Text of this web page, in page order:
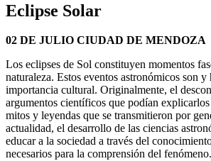
Eclipse Solar
Publicado
21
201922
julio,
2019
por
admin
02 DE JULIO CIUDAD DE MENDOZA
Los eclipses de Sol constituyen momentos
naturaleza. Estos eventos astronómicos son
importancia cultural. Originalmente, el
argumentos científicos que podían
mitos y leyendas que se transmitieron por
actualidad, el desarrollo de las ciencias
educar a la sociedad a través del
necesarios para la comprensión del fenómeno.